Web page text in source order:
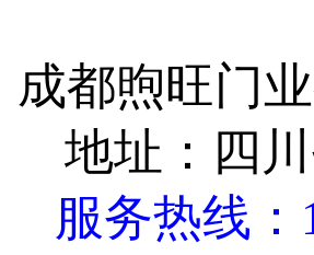
成都煦旺门
地址：四
服务热线